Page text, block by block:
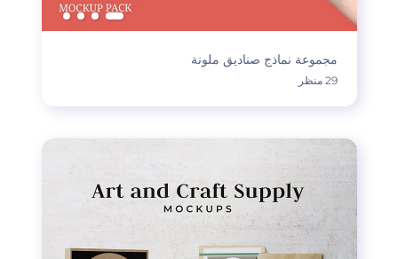
مجموعة نماذج صناديق ملونة
29 منظر